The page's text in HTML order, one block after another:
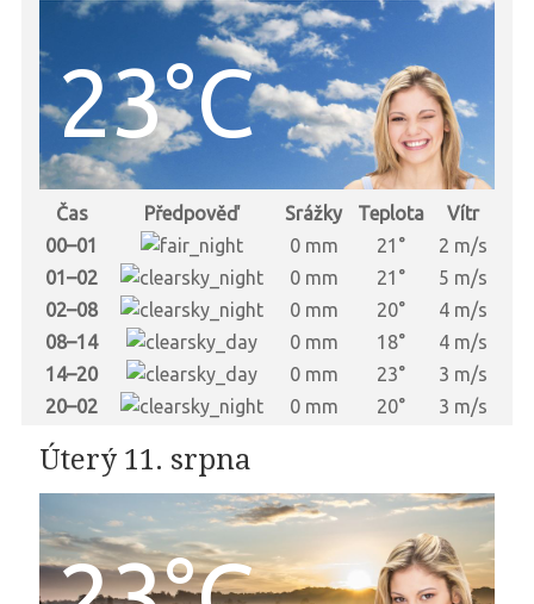
23°C
Čas Předpověď Srážky Teplota
Vítr
00–01
0 mm 21°
2 m/s
01–02
0 mm 21°
5 m/s
02–08
0 mm 20°
4 m/s
08–14
0 mm 18°
4 m/s
14–20
0 mm 23°
3 m/s
20–02
0 mm 20° 3 m/s
Úterý 11. srpna